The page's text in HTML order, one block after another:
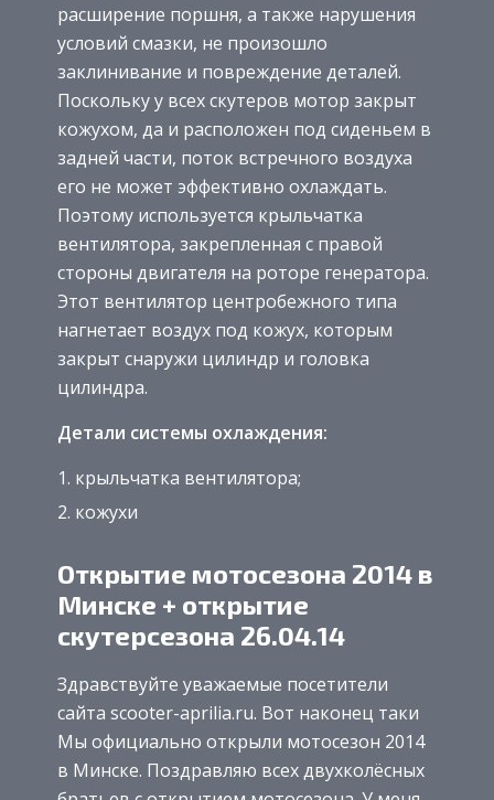
расширение поршня, а также нарушения
условий смазки, не произошло
заклинивание и повреждение деталей.
Поскольку у всех скутеров мотор закрыт
кожухом, да и расположен под сиденьем в
задней части, поток встречного воздуха
его не может эффективно охлаждать.
Поэтому используется крыльчатка
вентилятора, закрепленная с правой
стороны двигателя на роторе генератора.
Этот вентилятор центробежного типа
нагнетает воздух под кожух, которым
закрыт снаружи цилиндр и головка
цилиндра.
Детали системы охлаждения:
крыльчатка вентилятора;
кожухи
Открытие мотосезона 2014 в
Минске + открытие
скутерсезона 26.04.14
Здравствуйте уважаемые посетители
сайта scooter-aprilia.ru. Вот наконец таки
Мы официально открыли мотосезон 2014
в Минске. Поздравляю всех двухколёсных